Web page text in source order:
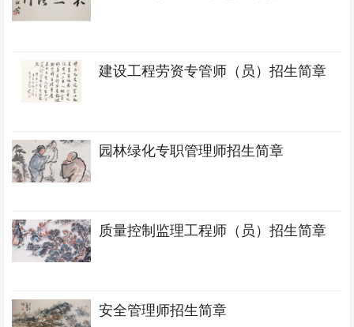
建设工程劳资专管师（员）招生简章
园林绿化专职管理师招生简章
质量控制监理工程师（员）招生简章
安全管理师招生简章